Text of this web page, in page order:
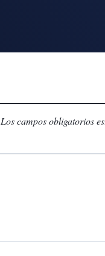
Los campos obligatorios